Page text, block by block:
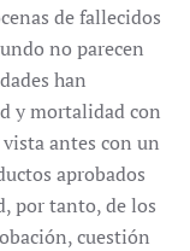
de fallecidos
no parecen
han
y mortalidad con
antes con un
aprobados
por tanto, de los
cuestión